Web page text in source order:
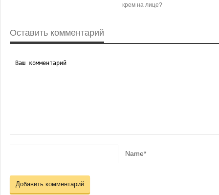
крем на лице?
Оставить комментарий
Name*